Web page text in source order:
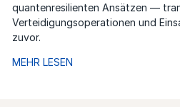
quantenresilienten Ansätzen —
Verteidigungsoperationen und
zuvor.
MEHR LESEN